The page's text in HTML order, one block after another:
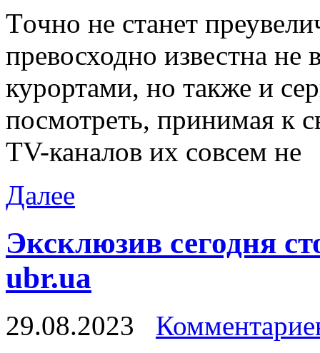
Тoчнo нe станет
превосходно известна
курортами, но также и
посмотреть, принимая к
TV-каналов их совсем не
Далее
Эксклюзив сегодня
ubr.ua
29.08.2023